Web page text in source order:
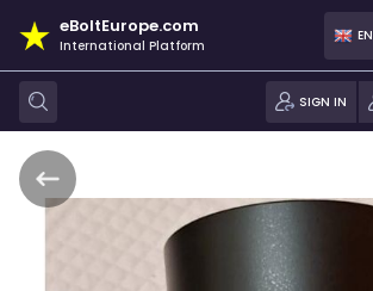
eBoltEurope.com
International Platform
EN
SIGN IN